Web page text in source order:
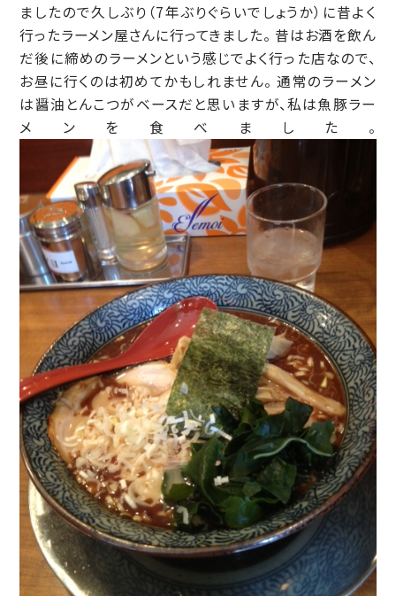
ましたので久しぶり（7年ぶりぐらいでしょうか）に昔よく
行ったラーメン屋さんに行ってきました。 昔はお酒を飲ん
だ後に締めのラーメンという感じでよく行った店なので、
お昼に行くのは初めてかもしれません。 通常のラーメン
は醤油とんこつがベースだと思いますが、私は魚豚ラー
メンを食べました。